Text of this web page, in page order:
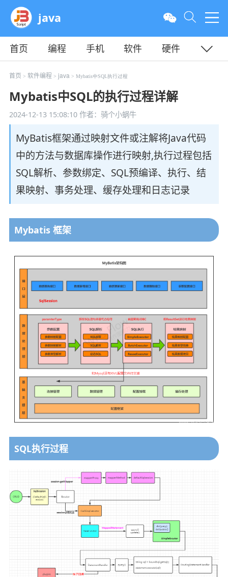
java
首页 编程 手机 软件
硬件
教程
平面 服务器
首页 > 软件编程 > java> Mybatis中SQL执行过程
Mybatis中SQL的执行过程详解
2024-12-13 15:08:10作者：骑个小蜗牛
MyBatis框架通过映射文件或注解将Java代码
中的方法与数据库操作进行映射,执行过程包括
SQL解析、参数绑定、SQL预编译、执行、结
果映射、事务处理、缓存处理和日志记录
Mybatis 框架
SQL执行过程